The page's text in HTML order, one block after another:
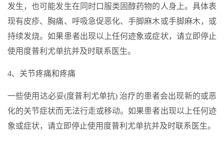
发生，也可能发生在同时口服类固醇药物的人身上。具体表
现有皮疹、胸痛、呼吸急促恶化、手脚麻木或手脚麻木，或
持续发烧。如果患者出现以上任何迹象或症状，请立即停止
使用度普利尤单抗并及时联系医生。
4、关节疼痛和疼痛
一些使用达必妥(度普利尤单抗) 治疗的患者会出现新的或恶
化的关节症状而无法行走或移动。如果患者出现以上任何迹
象或症状，请立即停止使用度普利尤单抗并及时联系医生。